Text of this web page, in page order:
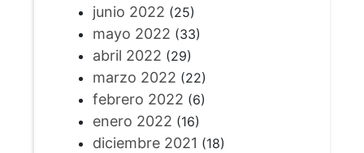
junio 2022 (25)
mayo 2022 (33)
abril 2022 (29)
marzo 2022 (22)
febrero 2022 (6)
enero 2022 (16)
diciembre 2021 (18)